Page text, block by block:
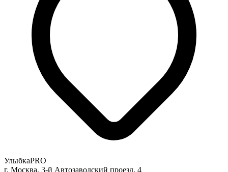
УлыбкаPRO
г. Москва, 3-й Автозаводский проезд, 4